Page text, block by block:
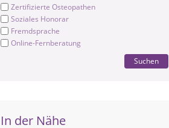
Zertifizierte Osteopathen
Soziales Honorar
Fremdsprache
Online-Fernberatung
Suchen
In der Nähe